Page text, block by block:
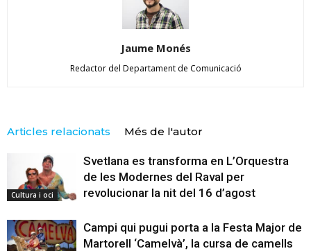
Jaume Monés
Redactor del Departament de Comunicació
Articles relacionats Més de l'autor
Cultura i oci
Svetlana es transforma en L’Orquestra
de les Modernes del Raval per
revolucionar la nit del 16 d’agost
Campi qui pugui porta a la Festa Major de
Martorell ‘Camelvà’, la cursa de camells